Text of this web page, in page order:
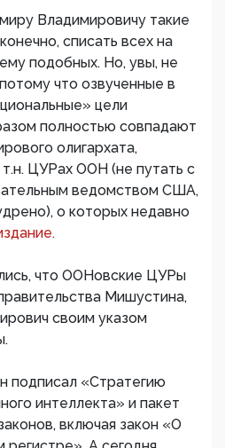
Владимировичу такие
списать всех на
подобных. Но, увы, не
что озвученные в
цели
полностью совпадают
олигархата,
ЦУРах ООН (не путать с
ведомством США,
о которых недавно
что ООНовские ЦУРы
Мишустина,
своим указом
подписал «Стратегию
интеллекта» и пакет
включая закон «О